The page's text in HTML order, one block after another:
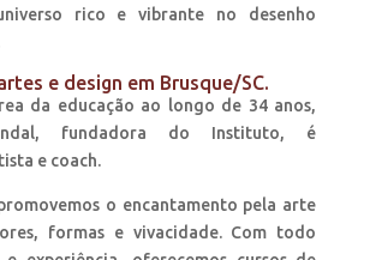
rico e vibrante no desenho
e design em Brusque/SC.
da educação ao longo de 34 anos,
fundadora do Instituto, é
e coach.
o encantamento pela arte
formas e vivacidade. Com todo